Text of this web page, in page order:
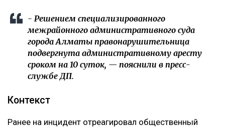
- Решением специализированного
межрайонного административного суда
города Алматы правонарушительница
подвергнута административному аресту
сроком на 10 суток, — пояснили в пресс-
службе ДП.
Контекст
Ранее на инцидент отреагировал общественный